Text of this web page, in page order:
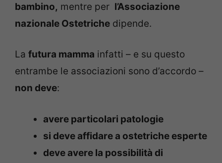
bambino, mentre per l’Associazione
nazionale Ostetriche dipende.
La futura mamma infatti – e su questo
entrambe le associazioni sono d’accordo –
non deve:
avere particolari patologie
si deve affidare a ostetriche esperte
deve avere la possibilità di